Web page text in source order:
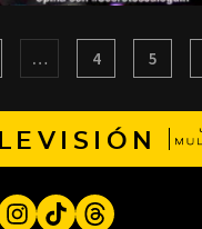
… 4 5
Instagram
TikTokThreads